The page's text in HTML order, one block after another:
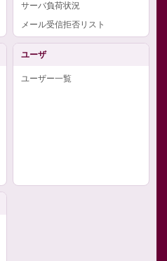
サーバ負荷状況
メール受信拒否リスト
ユーザ
ユーザー一覧